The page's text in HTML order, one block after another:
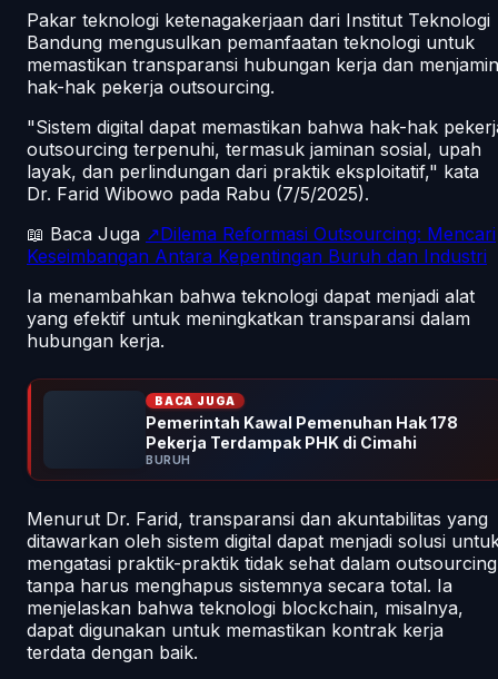
Pakar teknologi ketenagakerjaan dari Institut Teknologi
Bandung mengusulkan pemanfaatan teknologi untuk
memastikan transparansi hubungan kerja dan menjamin
hak-hak pekerja outsourcing.
"Sistem digital dapat memastikan bahwa hak-hak
outsourcing terpenuhi, termasuk jaminan sosial, upah
layak, dan perlindungan dari praktik eksploitatif," kata
Dr. Farid Wibowo pada Rabu (7/5/2025).
📖 Baca Juga ↗Dilema Reformasi Outsourcing: Mencari
Keseimbangan Antara Kepentingan Buruh dan Industri
Ia menambahkan bahwa teknologi dapat menjadi alat
yang efektif untuk meningkatkan transparansi dalam
hubungan kerja.
BACA JUGA
Pemerintah Kawal Pemenuhan Hak 178
Pekerja Terdampak PHK di Cimahi
BURUH
Menurut Dr. Farid, transparansi dan akuntabilitas yang
ditawarkan oleh sistem digital dapat menjadi solusi
mengatasi praktik-praktik tidak sehat dalam outsourcing
tanpa harus menghapus sistemnya secara total. Ia
menjelaskan bahwa teknologi blockchain, misalnya,
dapat digunakan untuk memastikan kontrak kerja
terdata dengan baik.